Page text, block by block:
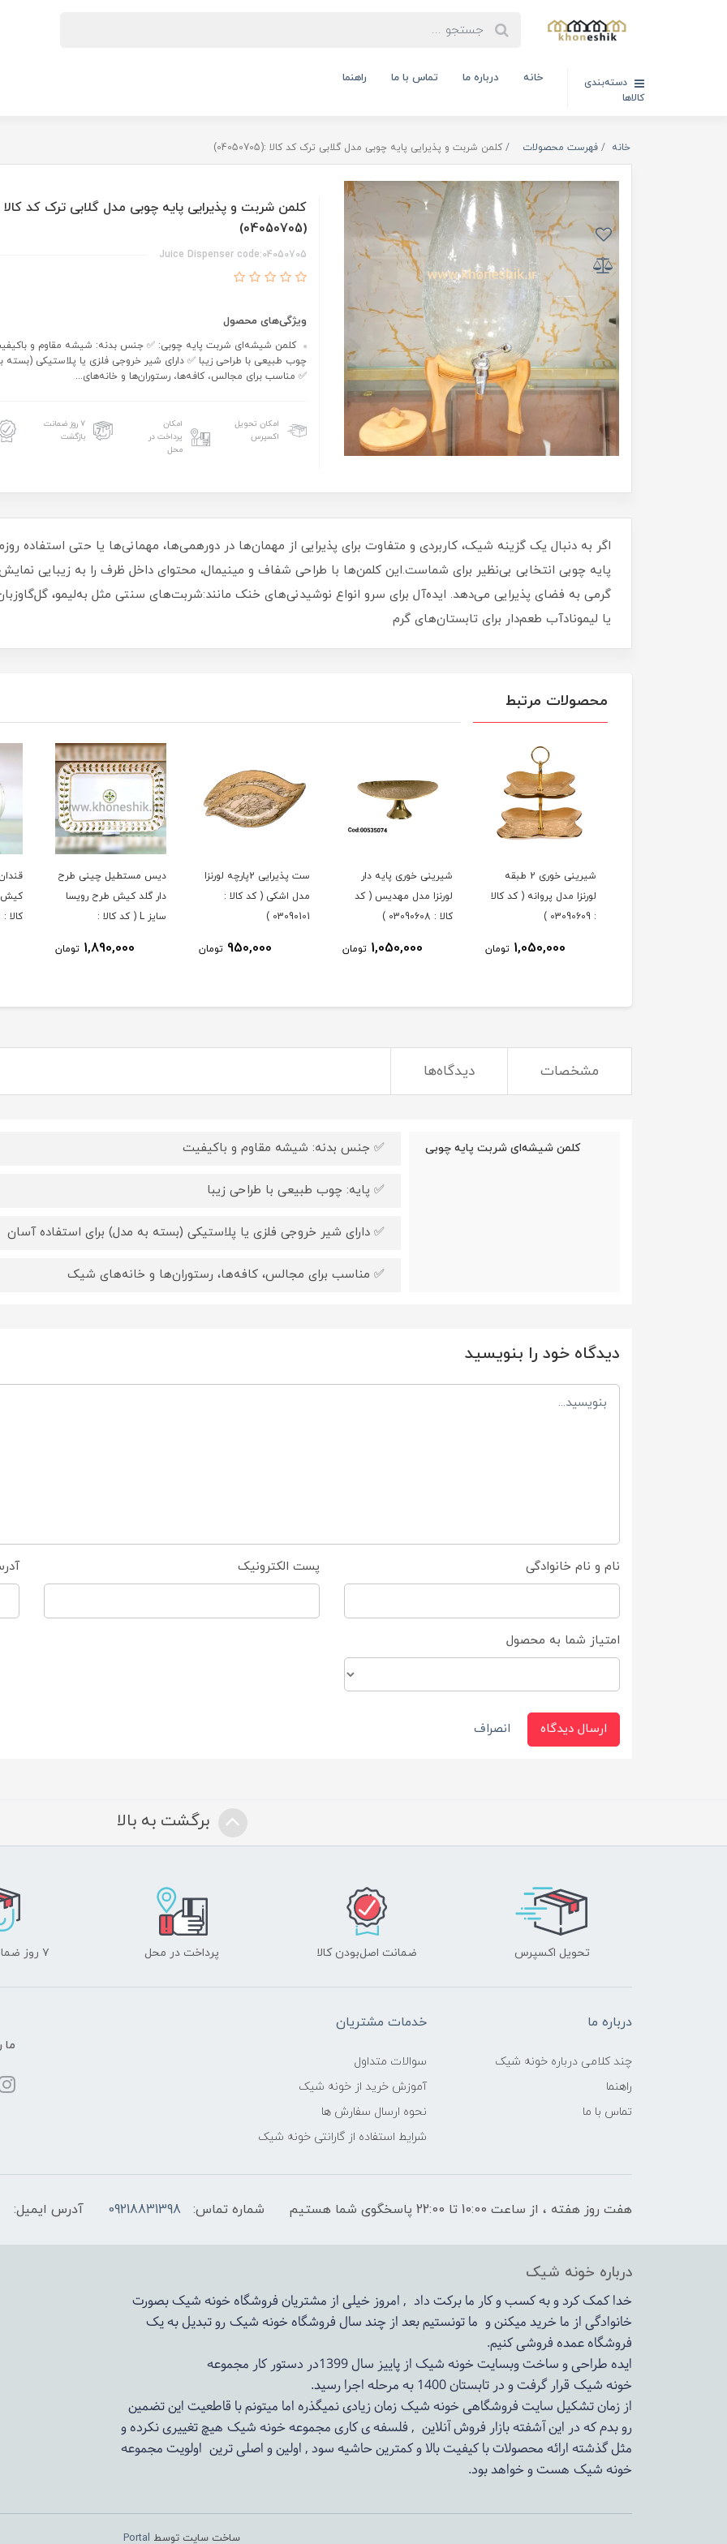
دسته‌بندی
کالاها
خانه درباره ما تماس با ما راهنما
خانه فهرست محصولات کلمن شربت و پذیرایی پایه چوبی مدل گلابی ترک کد کالا :(04050705)
کلمن شربت و پذیرایی پایه چوبی مدل گلابی ترک کد کالا
(04050705)
Juice Dispenser code:04050705
ویژگی‌های محصول
کلمن شیشه‌ای شربت پایه چوبی: ✅ جنس بدنه: شیشه مقاوم و
چوب طبیعی با طراحی زیبا ✅ دارای شیر خروجی فلزی یا پلاستیکی
✅ مناسب برای مجالس، کافه‌ها، رستوران‌ها و خانه‌های...
امکان تحویل
اکسپرس
امکان
پرداخت در
محل
۷ روز ضمانت
بازگشت
اگر به دنبال یک گزینه شیک، کاربردی و متفاوت برای پذیرایی از مهمان‌ها در دورهمی‌ها، مهمانی‌ها یا حتی استفاده
پایه چوبی انتخابی بی‌نظیر برای شماست.این کلمن‌ها با طراحی شفاف و مینیمال، محتوای داخل ظرف را به زیبایی
گرمی به فضای پذیرایی می‌دهد. ایده‌آل برای سرو انواع نوشیدنی‌های خنک مانند:شربت‌های سنتی مثل به‌لیمو،
یا لیمونادآب طعم‌دار برای تابستان‌های گرم
محصولات مرتبط
شیرینی خوری 2 طبقه
لورنزا مدل پروانه ( کد کالا
: 03090609 )
1,050,000 تومان
شیرینی خوری پایه دار
لورنزا مدل مهدیس ( کد
کالا : 03090608 )
1,050,000 تومان
ست پذیرایی 2پارچه لورنزا
مدل اشکی ( کد کالا :
03090101 )
950,000 تومان
دیس مستطیل چینی طرح
دار گلد کیش طرح رویسا
سایز L ( کد کالا :
1,890,000 تومان
کیش
کالا : 03071434 )
مشخصات دیدگاه‌ها
کلمن شیشه‌ای شربت پایه چوبی ✅ جنس بدنه: شیشه مقاوم و باکیفیت
✅ پایه: چوب طبیعی با طراحی زیبا
✅ دارای شیر خروجی فلزی یا پلاستیکی (بسته به مدل) برای استفاده آسان
✅ مناسب برای مجالس، کافه‌ها، رستوران‌ها و خانه‌های شیک
دیدگاه خود را بنویسید
نام و نام خانوادگی پست الکترونیک
امتیاز شما به محصول
ارسال دیدگاه انصراف
برگشت به بالا
تحویل اکسپرس ضمانت اصل‌بودن کالا پرداخت در محل ۷ روز ضمانت بازگشت
درباره ما
چند کلامی درباره خونه شیک
راهنما
تماس با ما
خدمات مشتریان
سوالات متداول
آموزش خرید از خونه شیک
نحوه ارسال سفارش ها
شرایط استفاده از گارانتی خونه شیک
ما
هفت روز هفته ، از ساعت 10:00 تا 22:00 پاسخگوی شما هستیم شماره تماس: 09218831398 آدرس ایمیل:
درباره خونه شیک
خدا کمک کرد و به کسب و کار ما برکت داد , امروز خیلی از مشتریان فروشگاه خونه شیک بصورت
خانوادگی از ما خرید میکنن و ما تونستیم بعد از چند سال فروشگاهخونه شیکرو تبدیل به یک
فروشگاه عمده فروشی کنیم.
ایده طراحی و ساخت وبسایت خونه شیک از پاییز سال 1399در دستور کار مجموعه
خونه شیک قرار گرفت و در تابستان 1400 به مرحله اجرا رسید.
از زمان تشکیل سایت فروشگاهیخونه شیکزمان زیادی نمیگذره اما میتونم با قاطعیت این تضمین
رو بدم که در این آشفته بازار فروش آنلاین , فلسفه ی کاری مجموعهخونه شیک هیچ تغییری نکرده و
مثل گذشته ارائه محصولات با کیفیت بالا و کمترین حاشیه سود , اولین و اصلی ترین اولویت مجموعه
خونه شیک هست و خواهد بود.
ساخت سایت توسط Portal